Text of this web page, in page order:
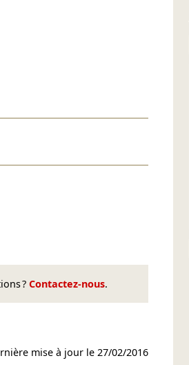
? Contactez-nous.
mise à jour le27/02/2016